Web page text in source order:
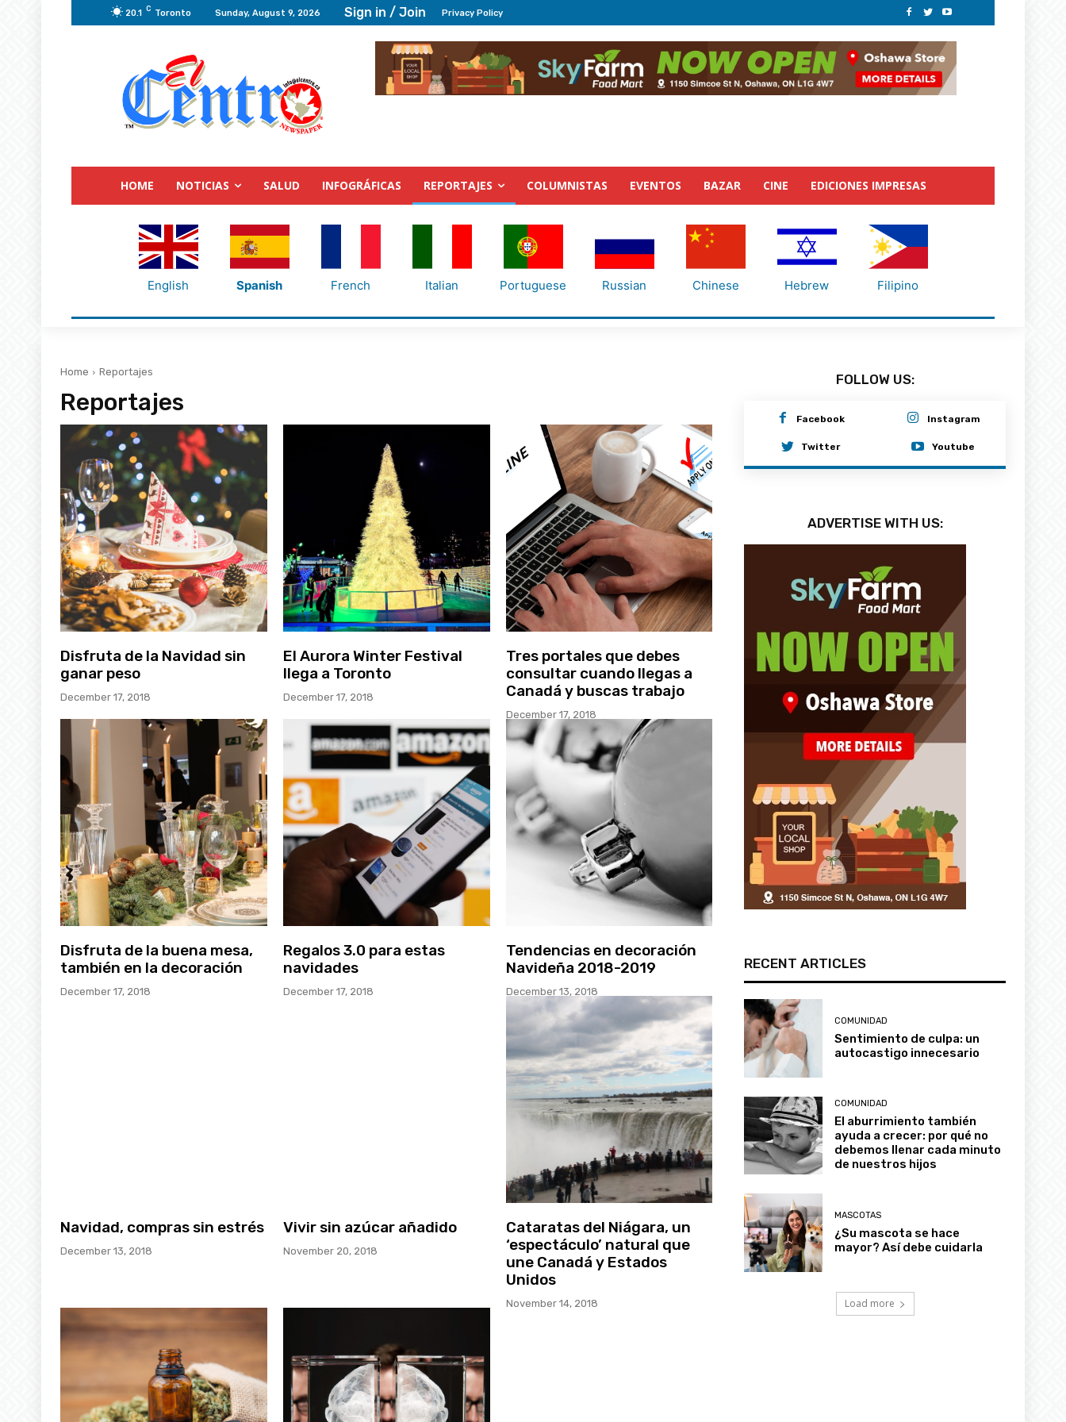
20.1 C Toronto Sunday, August 9, 2026 Sign in / Join Privacy Policy
HOME NOTICIAS SALUD INFOGRÁFICAS REPORTAJES COLUMNISTAS EVENTOS BAZAR CINE EDICIONES IMPRESAS
English Spanish French Italian Portuguese Russian Chinese Hebrew Filipino
Home Reportajes
Reportajes
Disfruta de la Navidad sin
ganar peso
December 17, 2018
El Aurora Winter Festival
llega a Toronto
December 17, 2018
Tres portales que debes
consultar cuando llegas a
Canadá y buscas trabajo
December 17, 2018
Disfruta de la buena mesa,
también en la decoración
December 17, 2018
Regalos 3.0 para estas
navidades
December 17, 2018
Tendencias en decoración
Navideña 2018-2019
December 13, 2018
Navidad, compras sin estrés
December 13, 2018
Vivir sin azúcar añadido
November 20, 2018
Cataratas del Niágara, un
‘espectáculo’ natural que
une Canadá y Estados
Unidos
November 14, 2018
FOLLOW US:
Facebook Instagram
Twitter Youtube
ADVERTISE WITH US:
RECENT ARTICLES
COMUNIDAD
Sentimiento de culpa: un
autocastigo innecesario
COMUNIDAD
El aburrimiento también
ayuda a crecer: por qué no
debemos llenar cada minuto
de nuestros hijos
MASCOTAS
¿Su mascota se hace
mayor? Así debe cuidarla
Load more